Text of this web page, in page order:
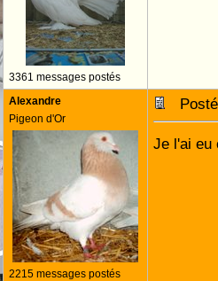
3361 messages postés
Alexandre
Pigeon d'Or
2215 messages postés
Je l'ai eu